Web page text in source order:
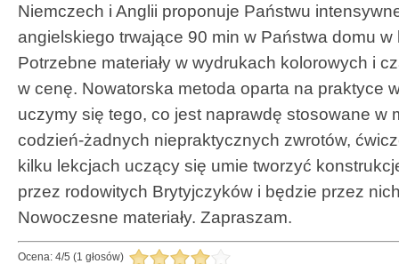
Niemczech i Anglii proponuje Państwu
angielskiego trwające 90 min w Państwa domu w
Potrzebne materiały w wydrukach kolorowych i
w cenę. Nowatorska metoda oparta na praktyce
uczymy się tego, co jest naprawdę stosowane w
codzień-żadnych niepraktycznych zwrotów,
kilku lekcjach uczący się umie tworzyć
przez rodowitych Brytyjczyków i będzie przez
Nowoczesne materiały. Zapraszam.
Ocena: 4/5 (1 głosów)